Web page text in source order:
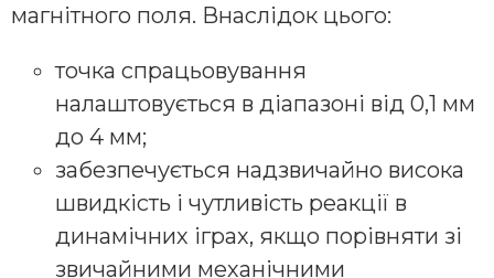
магнітного поля. Внаслідок цього:
точка спрацьовування
налаштовується в діапазоні від 0,1 мм
до 4 мм;
забезпечується надзвичайно висока
швидкість і чутливість реакції в
динамічних іграх, якщо порівняти зі
звичайними механічними